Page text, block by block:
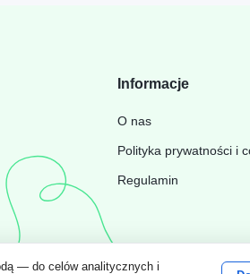
Informacje
O nas
Polityka prywatności i
Regulamin
— do celów analitycznych i